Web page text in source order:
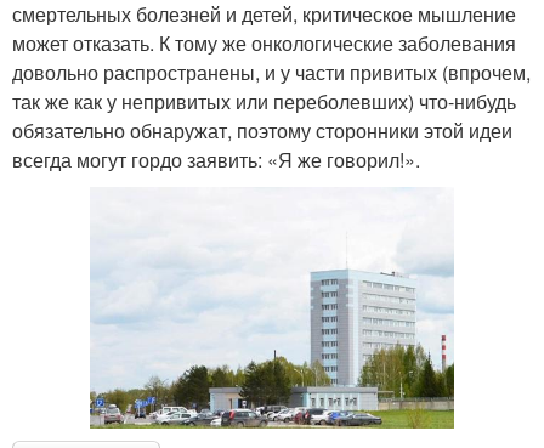
смертельных болезней и детей, критическое мышление
может отказать. К тому же онкологические заболевания
довольно распространены, и у части привитых (впрочем,
так же как у непривитых или переболевших) что-нибудь
обязательно обнаружат, поэтому сторонники этой идеи
всегда могут гордо заявить: «Я же говорил!».